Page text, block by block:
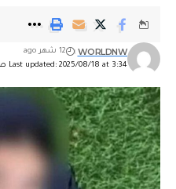
Last updated: 2025/08/18 at 3:34 صباحًا
WORLDNW 12 شهر ago